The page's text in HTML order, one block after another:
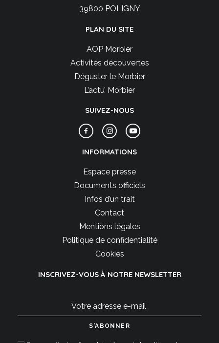
39800 POLIGNY
PLAN DU SITE
AOP Morbier
Activités découvertes
Déguster le Morbier
L’actu’ Morbier
SUIVEZ-NOUS
INFORMATIONS
Espace presse
Documents officiels
Infos d’un trait
Contact
Mentions légales
Politique de confidentialité
Cookies
INSCRIVEZ-VOUS À NOTRE NEWSLETTER